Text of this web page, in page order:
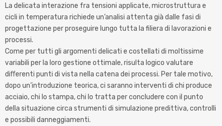
La delicata interazione fra tensioni applicate, microstruttura e
cicli in temperatura richiede un’analisi attenta già dalle fasi di
progettazione per proseguire lungo tutta la filiera di lavorazioni e
processi.
Come per tutti gli argomenti delicati e costellati di moltissime
variabili per la loro gestione ottimale, risulta logico valutare
diﬀerenti punti di vista nella catena dei processi. Per tale motivo,
dopo un’introduzione teorica, ci saranno interventi di chi produce
acciaio, chi lo stampa, chi lo tratta per concludere con il punto
della situazione circa strumenti di simulazione predittiva, controlli
e possibili danneggiamenti.